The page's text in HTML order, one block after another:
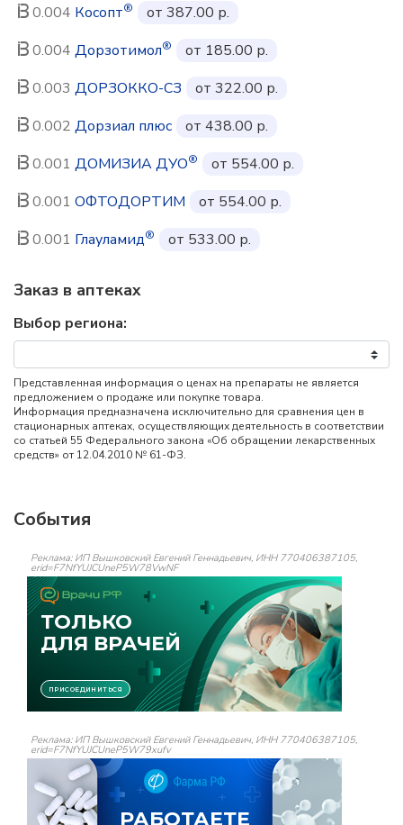
0.004 Косопт®
от 387.00 р.
0.004 Дорзотимол®
от 185.00 р.
0.003 ДОРЗОККО-СЗ
от 322.00 р.
0.002 Дорзиал плюс
от 438.00 р.
0.001 ДОМИЗИА ДУО®
от 554.00 р.
0.001 ОФТОДОРТИМ
от 554.00 р.
0.001 Глауламид® от 533.00 р.
Заказ в аптеках
Выбор региона:
Представленная информация о ценах на препараты не является
предложением о продаже или покупке товара.
Информация предназначена исключительно для сравнения цен в
стационарных аптеках, осуществляющих деятельность в соответствии
со статьей 55 Федерального закона «Об обращении лекарственных
средств» от 12.04.2010 № 61-ФЗ.
События
Реклама: ИП Вышковский Евгений Геннадьевич, ИНН 770406387105,
erid=F7NfYUJCUneP5W78VwNF
Реклама: ИП Вышковский Евгений Геннадьевич, ИНН 770406387105,
erid=F7NfYUJCUneP5W79xufv